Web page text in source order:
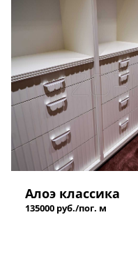
Алоэ классика
135000 руб./пог. м